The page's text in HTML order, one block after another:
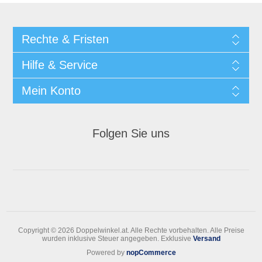
Rechte & Fristen
Hilfe & Service
Mein Konto
Folgen Sie uns
Copyright © 2026 Doppelwinkel.at. Alle Rechte vorbehalten. Alle Preise
wurden inklusive Steuer angegeben. Exklusive Versand
Powered by nopCommerce